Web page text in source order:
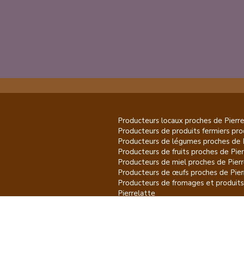
Producteurs locaux proches de
Producteurs de produits fermiers
Producteurs de légumes proches de
Producteurs de fruits proches de
Producteurs de miel proches de
Producteurs de œufs proches de
Producteurs de fromages et
Pierrelatte